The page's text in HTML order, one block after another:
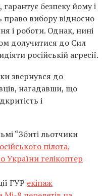
безпеку йому і
право вибору відносно
і роботи. Однак, нині
долучитися до Сил
російській агресії.
звернувся до
нагадавши, що
і
“Збиті льотчики
пілота,
України гелікоптер
ГУР екіпаж